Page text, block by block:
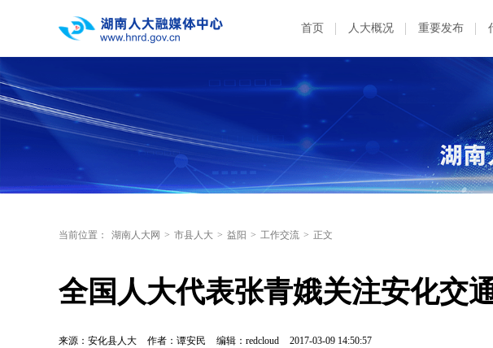
首页 人大概况 重要发布
当前位置： 湖南人大网 > 市县人大 > 益阳 > 工作交流 > 正文
全国人大代表张青娥关注安化交
来源：安化县人大 作者：谭安民 编辑：redcloud 2017-03-09 14:50:57